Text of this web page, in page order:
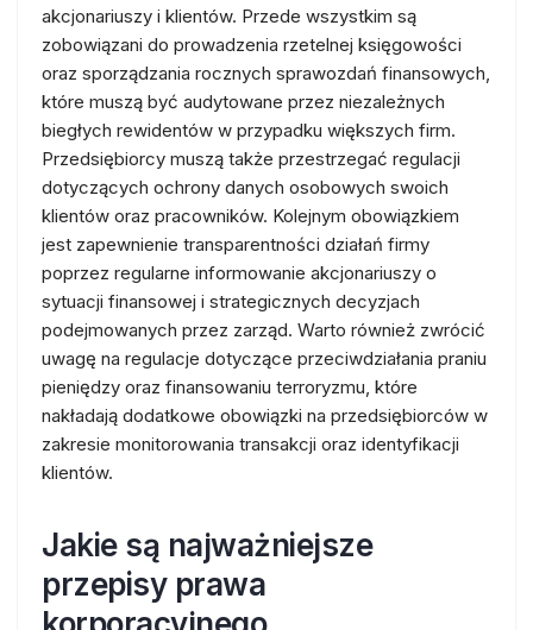
akcjonariuszy i klientów. Przede wszystkim są
zobowiązani do prowadzenia rzetelnej księgowości
oraz sporządzania rocznych sprawozdań finansowych,
które muszą być audytowane przez niezależnych
biegłych rewidentów w przypadku większych firm.
Przedsiębiorcy muszą także przestrzegać regulacji
dotyczących ochrony danych osobowych swoich
klientów oraz pracowników. Kolejnym obowiązkiem
jest zapewnienie transparentności działań firmy
poprzez regularne informowanie akcjonariuszy o
sytuacji finansowej i strategicznych decyzjach
podejmowanych przez zarząd. Warto również zwrócić
uwagę na regulacje dotyczące przeciwdziałania praniu
pieniędzy oraz finansowaniu terroryzmu, które
nakładają dodatkowe obowiązki na przedsiębiorców w
zakresie monitorowania transakcji oraz identyfikacji
klientów.
Jakie są najważniejsze
przepisy prawa